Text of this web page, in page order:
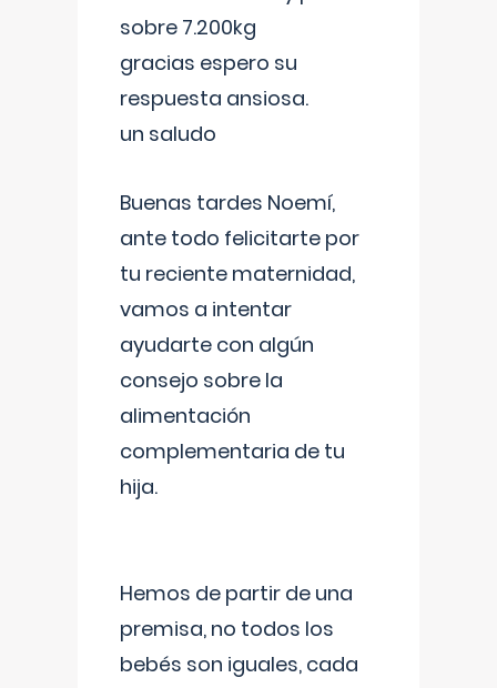
sobre 7.200kg
gracias espero su
respuesta ansiosa.
un saludo
Buenas tardes Noemí,
ante todo felicitarte por
tu reciente maternidad,
vamos a intentar
ayudarte con algún
consejo sobre la
alimentación
complementaria de tu
hija.
Hemos de partir de una
premisa, no todos los
bebés son iguales, cada